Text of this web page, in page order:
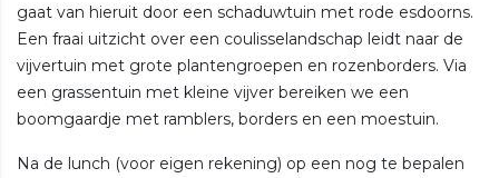
gaat van hieruit door een schaduwtuin met rode esdoorns.
Een fraai uitzicht over een coulisselandschap leidt naar de
vijvertuin met grote plantengroepen en rozenborders. Via
een grassentuin met kleine vijver bereiken we een
boomgaardje met ramblers, borders en een moestuin.
Na de lunch (voor eigen rekening) op een nog te bepalen